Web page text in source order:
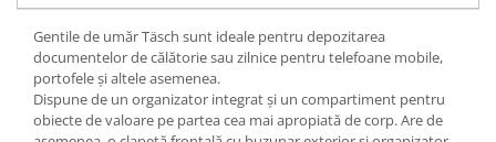
Gentile de umăr Täsch sunt ideale pentru depozitarea
documentelor de călătorie sau zilnice pentru telefoane mobile,
portofele și altele asemenea.
Dispune de un organizator integrat și un compartiment pentru
obiecte de valoare pe partea cea mai apropiată de corp. Are de